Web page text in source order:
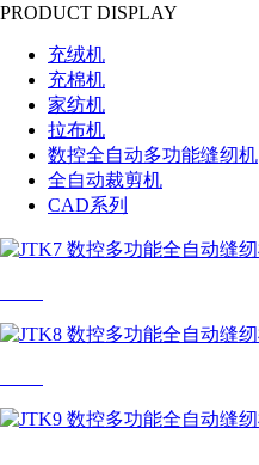
PRODUCT DISPLAY
充绒机
充棉机
家纺机
拉布机
数控全自动多功能缝纫机
全自动裁剪机
CAD系列